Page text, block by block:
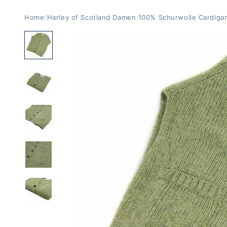
Home/Harley of Scotland Damen 100% Schurwolle